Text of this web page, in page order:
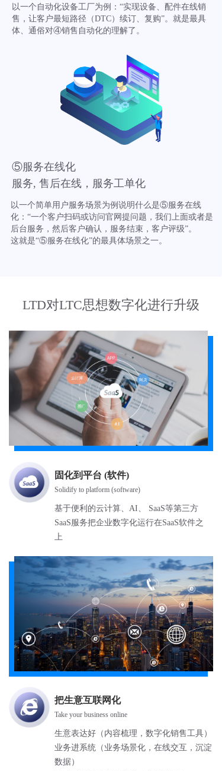
以一个自动化设备工厂为例：“实现设备、配件在线销
售，让客户最短路径（DTC）续订、复购”。就是最具
体、通俗对④销售自动化的理解了。
⑤服务在线化
服务, 售后在线，服务工单化
以一个简单用户服务场景为例说明什么是⑤服务在线
化：“一个客户扫码或访问官网提问题，我们上面或者是
后台服务，然后客户确认，服务结束，客户评级”。
这就是“⑤服务在线化”的最具体场景之一。
LTD对LTC思想数字化进行升级
固化到平台 (软件)
Solidify to platform (software)
基于便利的云计算、AI、 SaaS等第三方
SaaS服务把企业数字化运行在SaaS软件之
上
把生意互联网化
Take your business online
生意表达好（内容梳理，数字化销售工具）
业务进系统（业务场景化，在线交互，沉淀
数据）